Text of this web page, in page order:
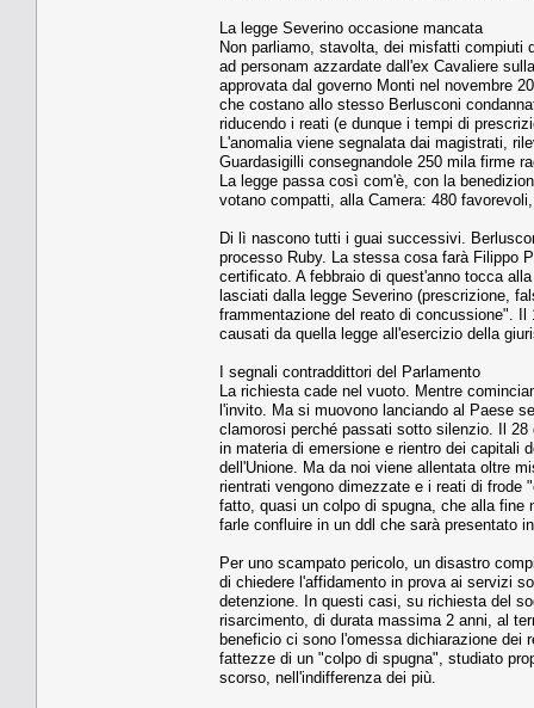
La legge Severino occasione mancata
Non parliamo, stavolta, dei misfatti compiuti
ad personam azzardate dall'ex Cavaliere
approvata dal governo Monti nel novembre
che costano allo stesso Berlusconi
riducendo i reati (e dunque i tempi di
L'anomalia viene segnalata dai magistrati,
Guardasigilli consegnandole 250 mila firme
La legge passa così com'è, con la
votano compatti, alla Camera: 480
Di lì nascono tutti i guai successivi.
processo Ruby. La stessa cosa farà Filippo
certificato. A febbraio di quest'anno tocca
lasciati dalla legge Severino (prescrizione,
frammentazione del reato di concussione".
causati da quella legge all'esercizio della
I segnali contraddittori del Parlamento
La richiesta cade nel vuoto. Mentre
l'invito. Ma si muovono lanciando al Paese
clamorosi perché passati sotto silenzio. Il
in materia di emersione e rientro dei capitali
dell'Unione. Ma da noi viene allentata oltre
rientrati vengono dimezzate e i reati di frode
fatto, quasi un colpo di spugna, che alla fine
farle confluire in un ddl che sarà presentato
Per uno scampato pericolo, un disastro
di chiedere l'affidamento in prova ai servizi
detenzione. In questi casi, su richiesta del
risarcimento, di durata massima 2 anni, al
beneficio ci sono l'omessa dichiarazione
fattezze di un "colpo di spugna", studiato
scorso, nell'indifferenza dei più.